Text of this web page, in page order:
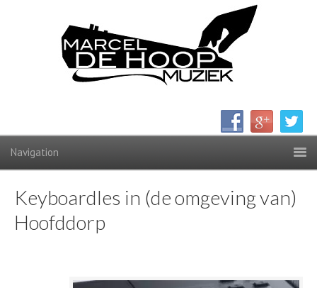
Keyboardles in (de omgeving van)
Hoofddorp